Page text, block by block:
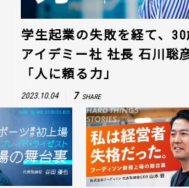
学生起業の失敗を経て、30
アイデミー社 社長 石川聡
「人に頼る力」
2023.10.04 7 SHARE